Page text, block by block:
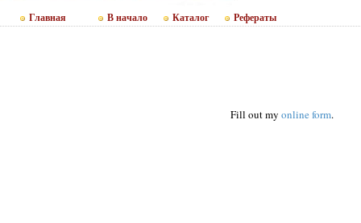
Главная В начало Каталог Рефераты
Fill out myonline form.